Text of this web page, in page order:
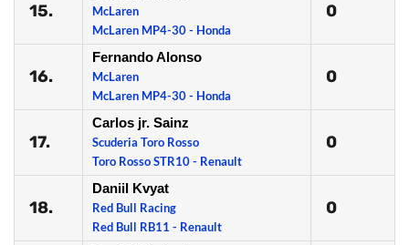
15.
McLaren
McLaren MP4-30 - Honda
0
16.
Fernando Alonso
McLaren
McLaren MP4-30 - Honda
0
17.
Carlos jr. Sainz
Scuderia Toro Rosso
Toro Rosso STR10 - Renault
0
18.
Daniil Kvyat
Red Bull Racing
Red Bull RB11 - Renault
0